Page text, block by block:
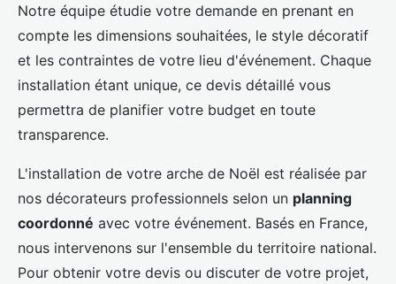
Notre équipe étudie votre demande en prenant en
compte les dimensions souhaitées, le style décoratif
et les contraintes de votre lieu d'événement. Chaque
installation étant unique, ce devis détaillé vous
permettra de planifier votre budget en toute
transparence.
L'installation de votre arche de Noël est réalisée par
nos décorateurs professionnels selon un planning
coordonné avec votre événement. Basés en France,
nous intervenons sur l'ensemble du territoire national.
Pour obtenir votre devis ou discuter de votre projet,